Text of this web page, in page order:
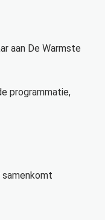
aan De Warmste
programmatie,
samenkomt